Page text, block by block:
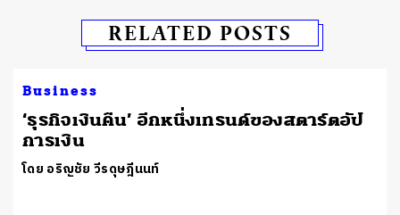
RELATED POSTS
Business
​‘ธุรกิจเงินคืน’ อีกหนึ่งเทรนด์ของสตาร์ตอัป
การเงิน
โดย อริญชัย วีรดุษฎีนนท์